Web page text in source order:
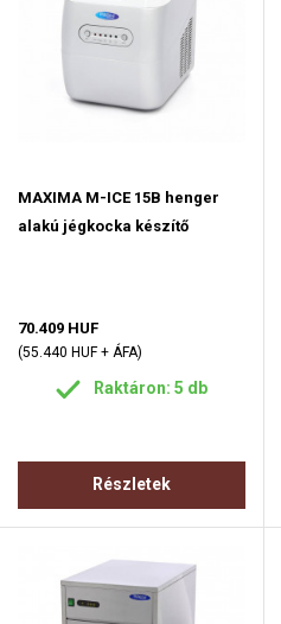
MAXIMA M-ICE 15B henger
alakú jégkocka készítő
70.409 HUF
(55.440 HUF + ÁFA)
Raktáron: 5 db
Részletek